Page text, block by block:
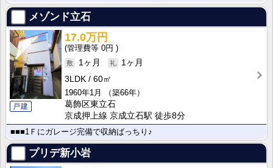
メゾンド立石
戸建
17.0万円
0円
1ヶ月
1ヶ月
3LDK
60㎡
1960年1月
（築66年）
葛飾区東立石
京成押上線 京成立石駅 徒歩8分
■■■1Ｆにガレージ完備で収納ばっちり♪
プリデ新小岩